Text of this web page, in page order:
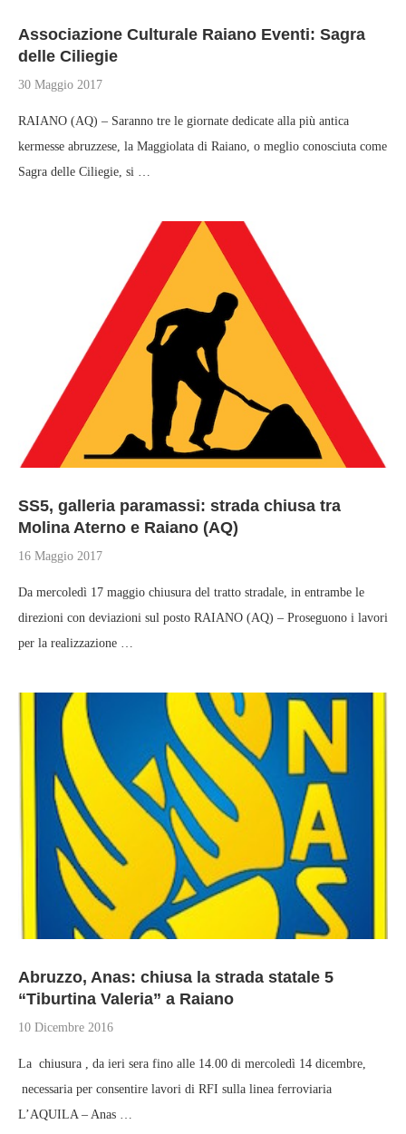
Associazione Culturale Raiano Eventi: Sagra
delle Ciliegie
30 Maggio 2017
RAIANO (AQ) – Saranno tre le giornate dedicate alla più antica
kermesse abruzzese, la Maggiolata di Raiano, o meglio conosciuta come
Sagra delle Ciliegie, si …
SS5, galleria paramassi: strada chiusa tra
Molina Aterno e Raiano (AQ)
16 Maggio 2017
Da mercoledì 17 maggio chiusura del tratto stradale, in entrambe le
direzioni con deviazioni sul posto RAIANO (AQ) – Proseguono i lavori
per la realizzazione …
Abruzzo, Anas: chiusa la strada statale 5
“Tiburtina Valeria” a Raiano
10 Dicembre 2016
La chiusura , da ieri sera fino alle 14.00 di mercoledì 14 dicembre,
necessaria per consentire lavori di RFI sulla linea ferroviaria
L’AQUILA – Anas …